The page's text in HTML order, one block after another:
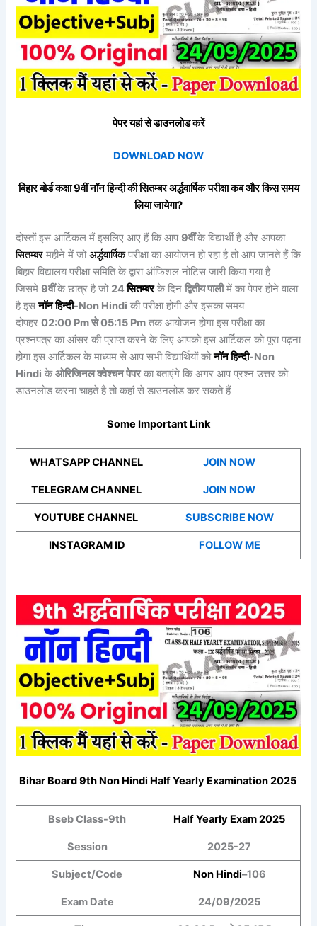
पेपर यहां से डाउनलोड करें
DOWNLOAD NOW
बिहार बोर्ड कक्षा 9वींनॉनहिन्दीकीसितम्बरअर्द्धवार्षिक परीक्षा कब और किस समय
लिया जायेगा?
दोस्तों इस आर्टिकल मैं इसलिए आए हैं कि आप 9वींके विद्यार्थी है और आपका
सितम्बर महीने में जोअर्द्धवार्षिकपरीक्षा का आयोजन हो रहा है तो आप जानते हैं कि
बिहार विद्यालय परीक्षा समिति के द्वारा ऑफिशल नोटिस जारी किया गया है
जिसमे 9वींके छात्र है जो 24सितम्बरके दिनद्वितीयपालीमें का पेपर होने वाला
है इसनॉनहिन्दी-Non Hindi की परीक्षा होगी और इसका समय
दोपहर02:00 Pm से 05:15 Pm तक आयोजन होगा इस परीक्षा का
प्रश्नपत्र का आंसर की प्राप्त करने के लिए आपको इस आर्टिकल को पूरा पढ़ना
होगा इस आर्टिकल के माध्यम से आप सभी विद्यार्थियों कोनॉनहिन्दी-Non
Hindi केओरिजिनल क्वेश्चन पेपरका बताएंगे कि अगर आप प्रश्न उत्तर को
डाउनलोड करना चाहते है तो कहां से डाउनलोड कर सकते हैं
Some Important Link
WHATSAPP CHANNEL JOIN NOW
TELEGRAM CHANNEL JOIN NOW
YOUTUBE CHANNEL SUBSCRIBE NOW
INSTAGRAM ID FOLLOW ME
Bihar Board 9th Non Hindi Half Yearly Examination 2025
Bseb Class-9th Half Yearly Exam 2025
Session 2025-27
Subject/Code Non Hindi–106
Exam Date 24/09/2025